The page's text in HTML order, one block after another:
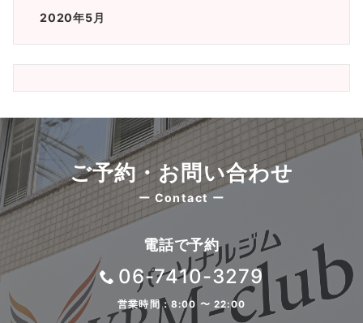
2020年5月
ご予約・お問い合わせ
ー Contact ー
電話で予約
06-7410-3279
営業時間：8:00 〜 22:00